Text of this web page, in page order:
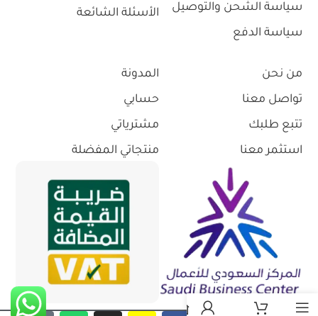
سياسة الشحن والتوصيل
سياسة الدفع
الأسئلة الشائعة
من نحن
تواصل معنا
تتبع طلبك
استثمر معنا
المدونة
حسابي
مشترياتي
منتجاتي المفضلة